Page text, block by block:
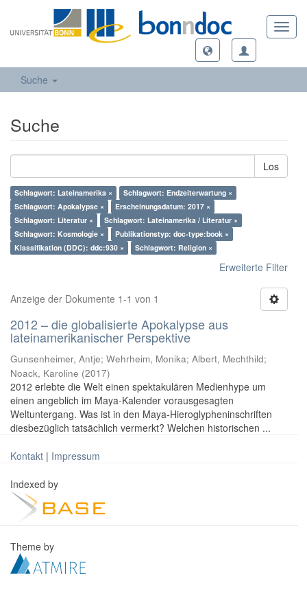
Suche
Suche
Los
Schlagwort: Lateinamerika ×
Schlagwort: Endzeiterwartung ×
Schlagwort: Apokalypse ×
Erscheinungsdatum: 2017 ×
Schlagwort: Literatur ×
Schlagwort: Lateinamerika / Literatur ×
Schlagwort: Kosmologie ×
Publikationstyp: doc-type:book ×
Klassifikation (DDC): ddc:930 ×
Schlagwort: Religion ×
Erweiterte Filter
Anzeige der Dokumente 1-1 von 1
2012 – die globalisierte Apokalypse aus
lateinamerikanischer Perspektive
Gunsenheimer, Antje; Wehrheim, Monika; Albert, Mechthild;
Noack, Karoline (2017)
2012 erlebte die Welt einen spektakulären Medienhype um
einen angeblich im Maya-Kalender vorausgesagten
Weltuntergang. Was ist in den Maya-Hieroglypheninschriften
diesbezüglich tatsächlich vermerkt? Welchen historischen ...
Kontakt | Impressum
Indexed by
Theme by